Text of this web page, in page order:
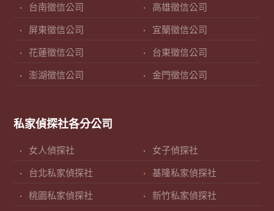
台南徵信公司 高雄徵信公司
屏東徵信公司 宜蘭徵信公司
花蓮徵信公司 台東徵信公司
澎湖徵信公司 金門徵信公司
私家偵探社各分公司
女人偵探社 女子偵探社
台北私家偵探社 基隆私家偵探社
桃園私家偵探社 新竹私家偵探社